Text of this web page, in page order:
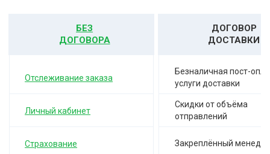
БЕЗ
ДОГОВОРА
Отслеживание заказа
Личный кабинет
Страхование
ДОГОВОР
ДОСТАВКИ
Безналичная пост-
услуги доставки
Скидки от объёма
отправлений
Закреплённый